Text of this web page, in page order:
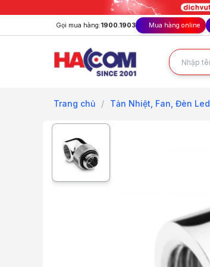
Gọi mua hàng:1900.1903 Mua hàng online
Trang chủ / Tản Nhiệt, Fan, Đèn Led